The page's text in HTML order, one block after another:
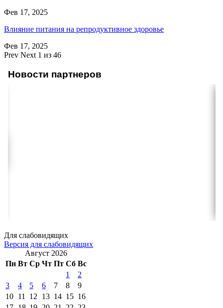
Фев 17, 2025
Влияние питания на репродуктивное здоровье
Фев 17, 2025
Prev Next 1 из 46
Новости партнеров
Для слабовидящих
Версия для слабовидящих
Август 2026
Пн Вт Ср Чт Пт Сб Вс
1
2
3
4 5 6 7 8
9
10 11 12 13 14 15 16